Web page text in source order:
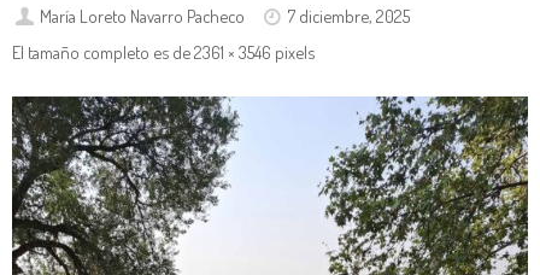
María Loreto Navarro Pacheco
7 diciembre, 2025
El tamaño completo es de2361 × 3546 pixels